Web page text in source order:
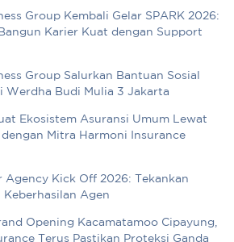
Group Kembali Gelar SPARK 2026:
Karier Kuat dengan Support
Group Salurkan Bantuan Sosial
Werdha Budi Mulia 3 Jakarta
Ekosistem Asuransi Umum Lewat
Mitra Harmoni Insurance
Agency Kick Off 2026: Tekankan
Keberhasilan Agen
Opening Kacamatamoo Cipayung,
Terus Pastikan Proteksi Ganda